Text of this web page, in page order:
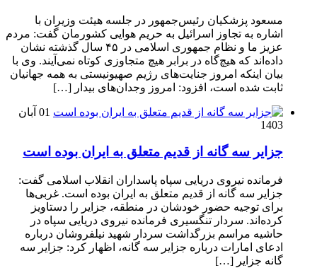
مسعود پزشکیان رئیس‌جمهور در جلسه هیئت وزیران با
اشاره به تجاوز اسرائیل به حریم هوایی کشورمان گفت: مردم
عزیز ما و نظام جمهوری اسلامی در ۴۵ سال گذشته نشان
داده‌اند که هیچ‌گاه در برابر هیچ متجاوزی کوتاه نمی‌آیند. وی با
بیان اینکه امروز جنایت‌های رژیم صهیونیستی به همه جهانیان
ثابت شده است، افزود: امروز وجدان‌های بیدار […]
01 آبان
1403
جزایر سه گانه از قدیم متعلق به ایران بوده است
فرمانده نیروی دریایی سپاه پاسداران انقلاب اسلامی گفت:
جزایر سه گانه از قدیم متعلق به ایران بوده است. غربی‌ها
برای توجیه حضور خودشان در منطقه، جزایر را دستاویز
کرده‌اند. سردار تنگسیری فرمانده نیروی دریایی سپاه در
حاشیه مراسم بزرگداشت سردار شهید نیلفروشان درباره
ادعای امارات درباره جزایر سه گانه، اظهار کرد: جزایر سه
گانه جزایر […]